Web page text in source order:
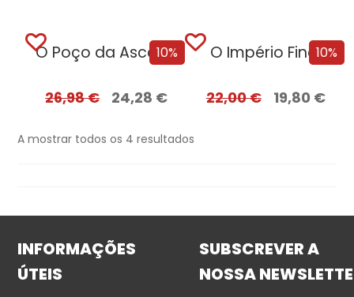
10%
O Poço da Ascensão
26,98€ 24,28 €
10%
O Império Final
22,00€ 19,80 €
A mostrar todos os 4 resultados
INFORMAÇÕES
ÚTEIS
SUBSCREVER A
NOSSA